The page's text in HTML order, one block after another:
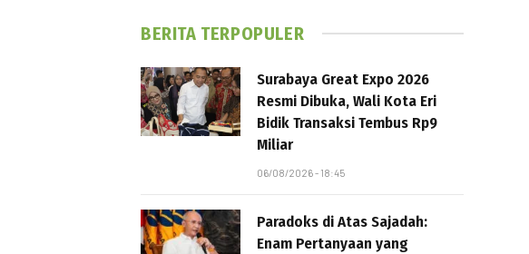
BERITA TERPOPULER
Surabaya Great Expo 2026
Resmi Dibuka, Wali Kota Eri
Bidik Transaksi Tembus Rp9
Miliar
06/08/2026 - 18:45
Paradoks di Atas Sajadah:
Enam Pertanyaan yang